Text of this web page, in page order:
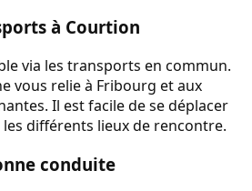
à Courtion
via les transports en commun.
vous relie à Fribourg et aux
Il est facile de se déplacer
différents lieux de rencontre.
conduite